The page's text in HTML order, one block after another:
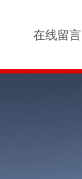
在线留言